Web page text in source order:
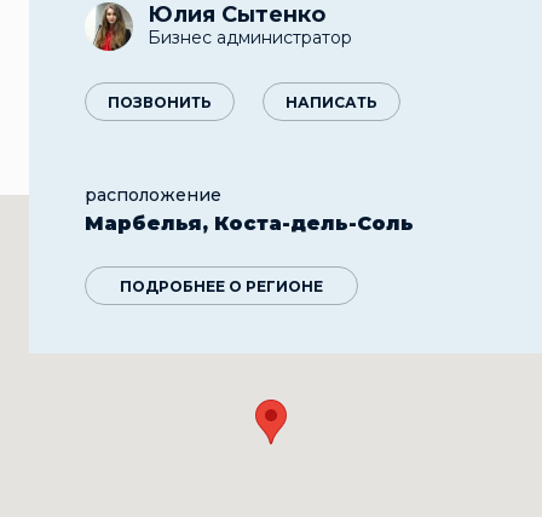
Юлия Сытенко
Бизнес администратор
ПОЗВОНИТЬ НАПИСАТЬ
расположение
Марбелья, Коста-дель-Соль
ПОДРОБНЕЕ О РЕГИОНЕ